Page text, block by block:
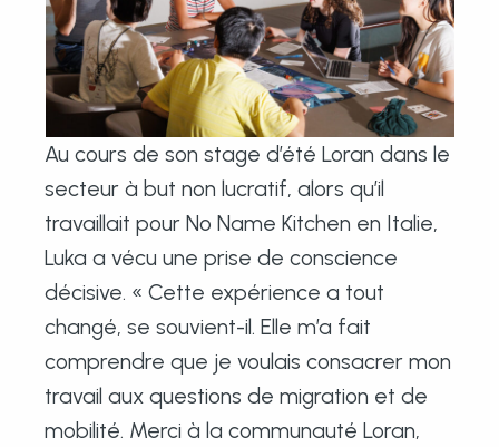
Au cours de son stage d’été Loran dans le
secteur à but non lucratif, alors qu’il
travaillait pour No Name Kitchen en Italie,
Luka a vécu une prise de conscience
décisive. « Cette expérience a tout
changé, se souvient-il. Elle m’a fait
comprendre que je voulais consacrer mon
travail aux questions de migration et de
mobilité. Merci à la communauté Loran,